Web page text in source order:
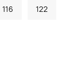
116 122